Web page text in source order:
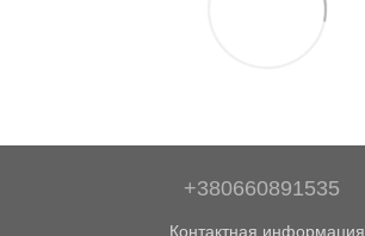
+380660891535
Контактная информация